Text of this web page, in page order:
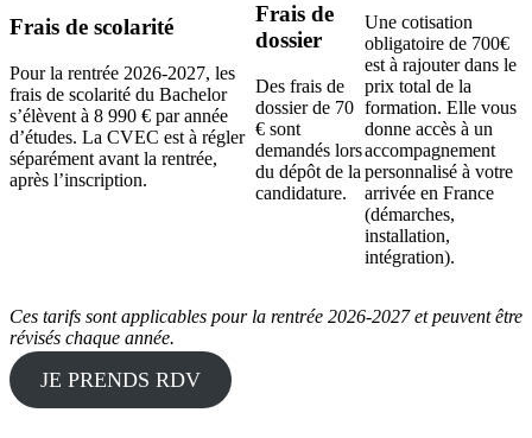
Frais de scolarité
Pour la rentrée 2026-2027, les
frais de scolarité du Bachelor
s’élèvent à 8 990 € par année
d’études. La CVEC est à régler
séparément avant la rentrée,
après l’inscription.
Frais de
dossier
Des frais de
dossier de 70
€ sont
demandés lors
du dépôt de la
candidature.
Une cotisation
obligatoire de 700€
est à rajouter dans le
prix total de la
formation. Elle vous
donne accès à un
accompagnement
personnalisé à votre
arrivée en France
(démarches,
installation,
intégration).
Ces tarifs sont applicables pour la rentrée 2026-2027 et peuvent être
révisés chaque année.
JE PRENDS RDV